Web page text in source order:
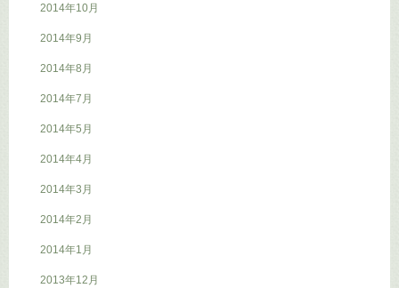
2014年10月
2014年9月
2014年8月
2014年7月
2014年5月
2014年4月
2014年3月
2014年2月
2014年1月
2013年12月